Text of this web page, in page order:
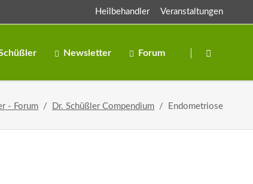
Heilbehandler Veranstaltungen
überspringen
Newsletter Forum
- Forum Dr. Schüßler Compendium Endometriose